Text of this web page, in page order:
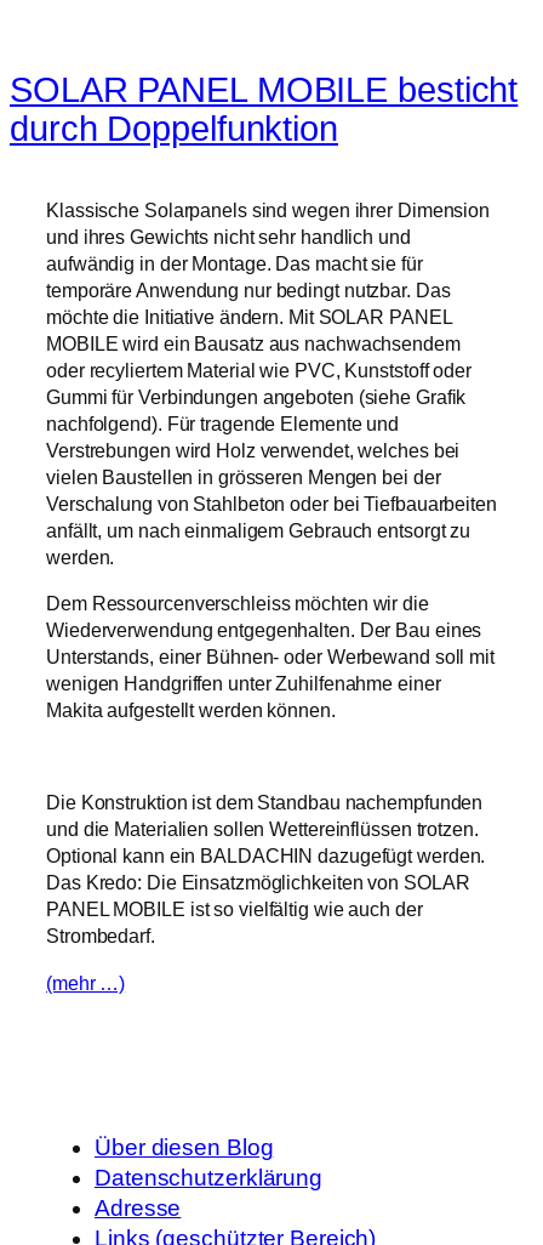
SOLAR PANEL MOBILE besticht
durch Doppelfunktion
Klassische Solarpanels sind wegen ihrer Dimension
und ihres Gewichts nicht sehr handlich und
aufwändig in der Montage. Das macht sie für
temporäre Anwendung nur bedingt nutzbar. Das
möchte die Initiative ändern. Mit SOLAR PANEL
MOBILE wird ein Bausatz aus nachwachsendem
oder recyliertem Material wie PVC, Kunststoff oder
Gummi für Verbindungen angeboten (siehe Grafik
nachfolgend). Für tragende Elemente und
Verstrebungen wird Holz verwendet, welches bei
vielen Baustellen in grösseren Mengen bei der
Verschalung von Stahlbeton oder bei Tiefbauarbeiten
anfällt, um nach einmaligem Gebrauch entsorgt zu
werden.
Dem Ressourcenverschleiss möchten wir die
Wiederverwendung entgegenhalten. Der Bau eines
Unterstands, einer Bühnen- oder Werbewand soll mit
wenigen Handgriffen unter Zuhilfenahme einer
Makita aufgestellt werden können.
Die Konstruktion ist dem Standbau nachempfunden
und die Materialien sollen Wettereinflüssen trotzen.
Optional kann ein BALDACHIN dazugefügt werden.
Das Kredo: Die Einsatzmöglichkeiten von SOLAR
PANEL MOBILE ist so vielfältig wie auch der
Strombedarf.
(mehr …)
Über diesen Blog
Datenschutzerklärung
Adresse
Links (geschützter Bereich)